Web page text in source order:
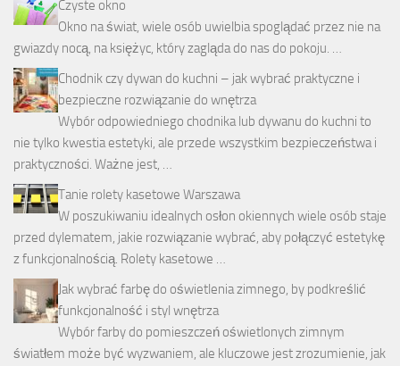
Czyste okno
Okno na świat, wiele osób uwielbia spoglądać przez nie na
gwiazdy nocą, na księżyc, który zagląda do nas do pokoju. …
Chodnik czy dywan do kuchni – jak wybrać praktyczne i
bezpieczne rozwiązanie do wnętrza
Wybór odpowiedniego chodnika lub dywanu do kuchni to
nie tylko kwestia estetyki, ale przede wszystkim bezpieczeństwa i
praktyczności. Ważne jest, …
Tanie rolety kasetowe Warszawa
W poszukiwaniu idealnych osłon okiennych wiele osób staje
przed dylematem, jakie rozwiązanie wybrać, aby połączyć estetykę
z funkcjonalnością. Rolety kasetowe …
Jak wybrać farbę do oświetlenia zimnego, by podkreślić
funkcjonalność i styl wnętrza
Wybór farby do pomieszczeń oświetlonych zimnym
światłem może być wyzwaniem, ale kluczowe jest zrozumienie, jak